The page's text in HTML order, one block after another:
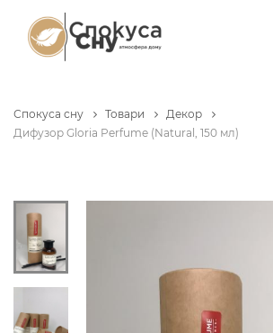
Спокуса сну Товари
Декор
Дифузор Gloria Perfume (Natural, 150 мл)